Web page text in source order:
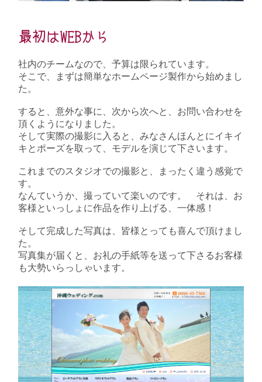
最初はWEBから
社内のチームなので、予算は限られています。
そこで、まずは簡単なホームページ製作から始めまし
た。
すると、意外な事に、次から次へと、お問い合わせを
頂くようになりました。
そして実際の撮影に入ると、みなさんほんとにイキイ
キとポーズを取って、モデルを演じて下さいます。
これまでのスタジオでの撮影と、まったく違う感覚で
す。
なんていうか、撮っていて楽いのです。 それは、お
客様といっしょに作品を作り上げる、一体感！
そして完成した写真は、皆様とっても喜んで頂けまし
た。
写真集が届くと、お礼の手紙等を送って下さるお客様
も大勢いらっしゃいます。